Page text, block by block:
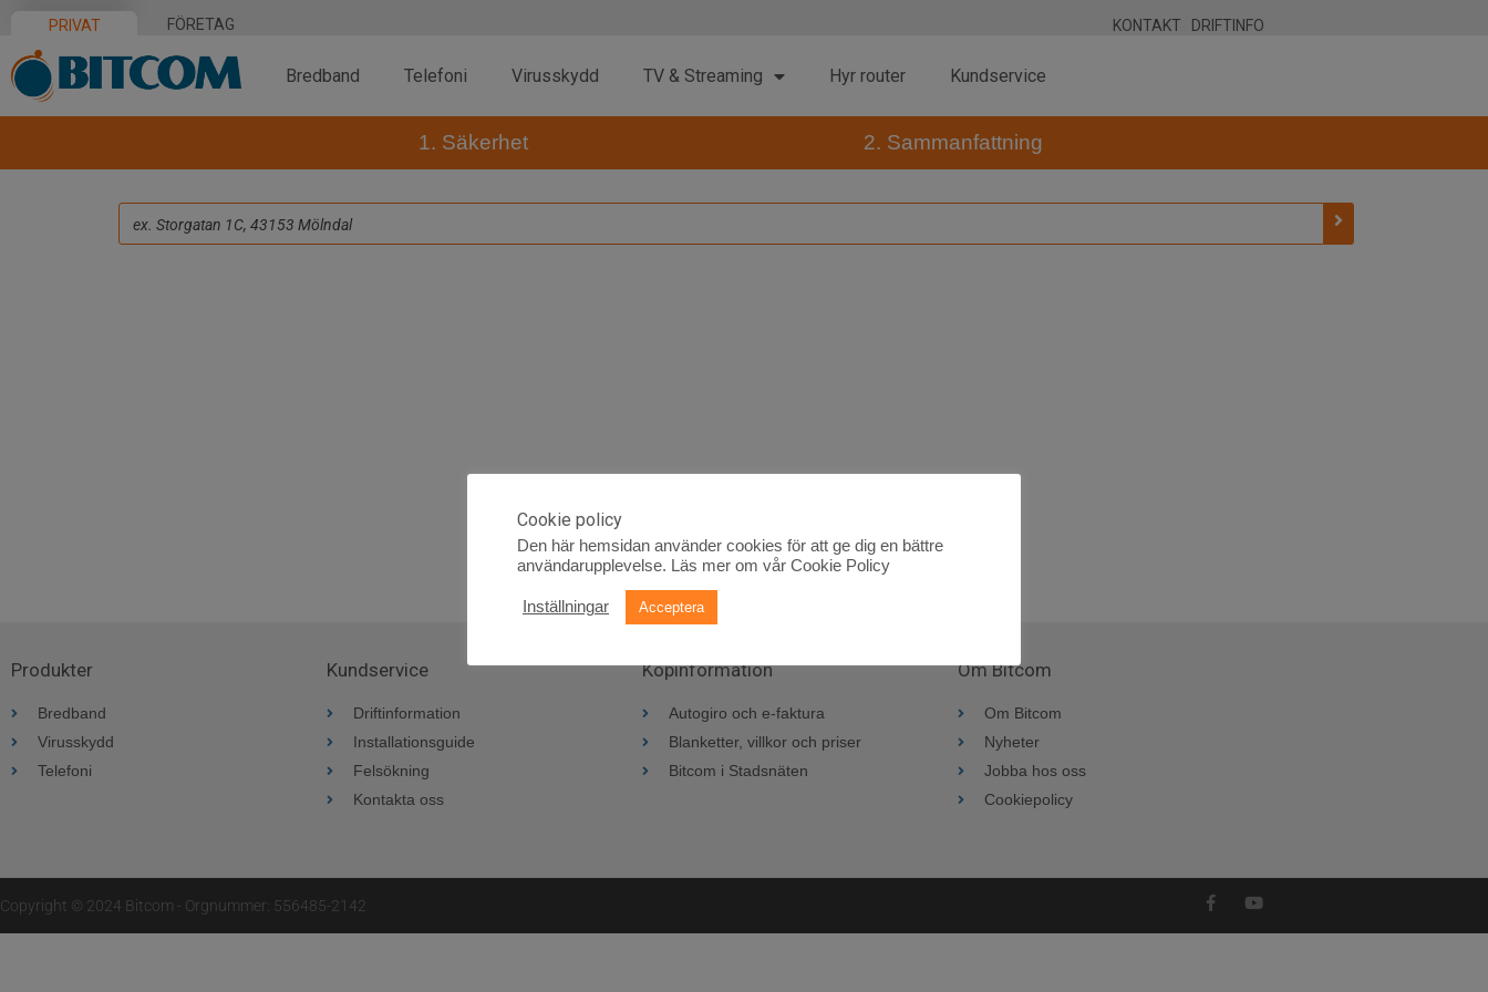
PRIVAT FÖRETAG KONTAKT DRIFTINFO
Bredband Telefoni Virusskydd TV & Streaming Hyr router Kundservice
1. Säkerhet 2. Sammanfattning
Produkter
Bredband
Virusskydd
Telefoni
Kundservice
Driftinformation
Installationsguide
Felsökning
Kontakta oss
Köpinformation
Autogiro och e-faktura
Blanketter, villkor och priser
Bitcom i Stadsnäten
Om Bitcom
Om Bitcom
Nyheter
Jobba hos oss
Cookiepolicy
Copyright © 2024 Bitcom - Orgnummer: 556485-2142
Cookie policy
Den här hemsidan använder cookies för att ge dig en bättre
användarupplevelse. Läs mer om vår Cookie Policy
Inställningar Acceptera